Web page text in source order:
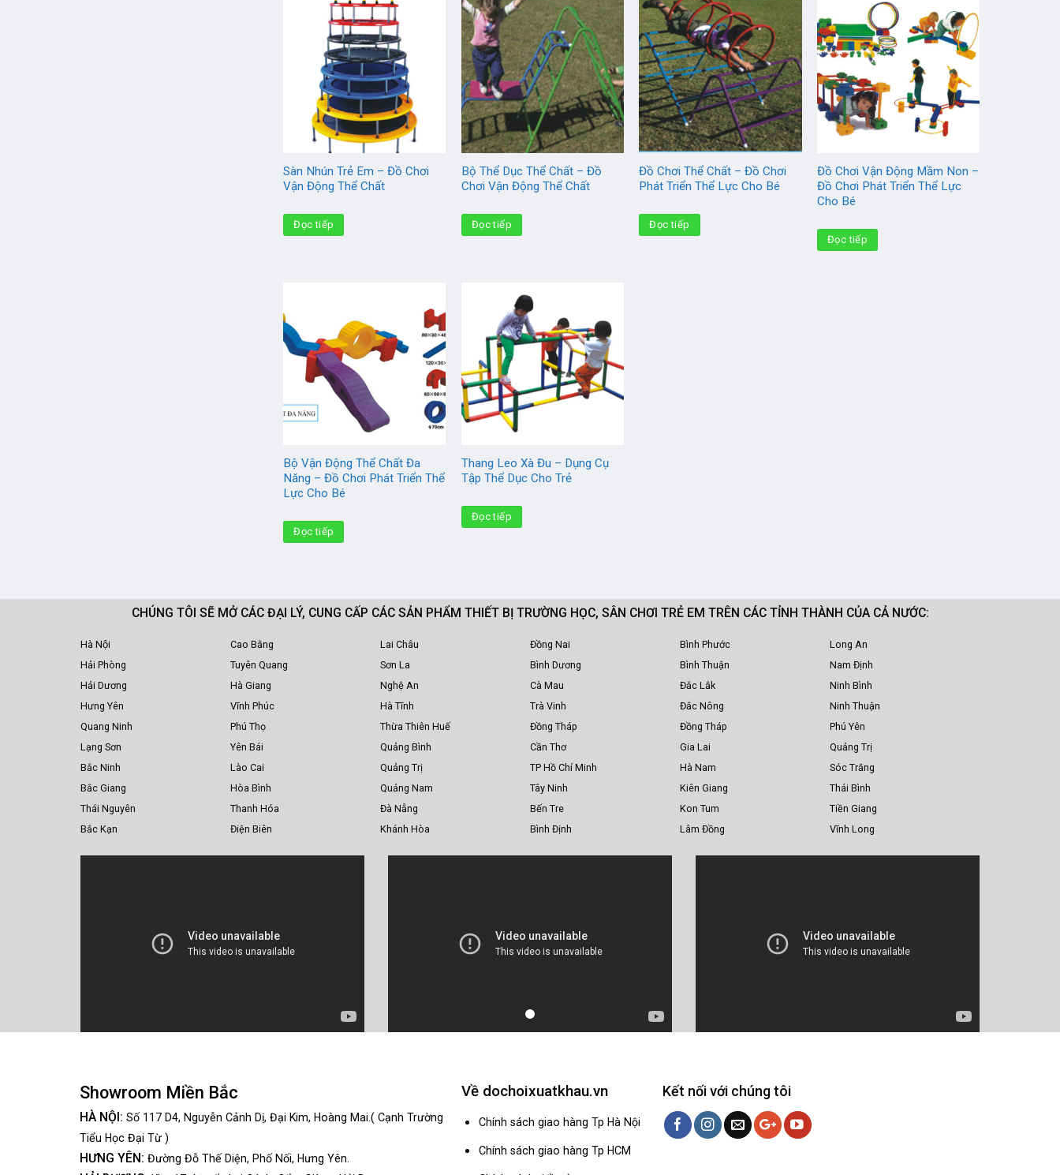
Sàn Nhún Trẻ Em – Đồ Chơi
Vận Động Thể Chất
Đọc tiếp
Bộ Thể Dục Thể Chất – Đồ
Chơi Vận Động Thể Chất
Đọc tiếp
Đồ Chơi Thể Chất – Đồ Chơi
Phát Triển Thể Lực Cho Bé
Đọc tiếp
Đồ Chơi Vận Động Mầm Non –
Đồ Chơi Phát Triển Thể Lực
Cho Bé
Đọc tiếp
Bộ Vận Động Thể Chất Đa
Năng – Đồ Chơi Phát Triển Thể
Lực Cho Bé
Đọc tiếp
Thang Leo Xà Đu – Dụng Cụ
Tập Thể Dục Cho Trẻ
Đọc tiếp
CHÚNG TÔI SẼ MỞ CÁC ĐẠI LÝ, CUNG CẤP CÁC SẢN PHẨM THIẾT BỊ TRƯỜNG HỌC, SÂN CHƠI TRẺ EM TRÊN CÁC TỈNH THÀNH CỦA CẢ NƯỚC:
Hà Nội
Hải Phòng
Hải Dương
Hưng Yên
Quang Ninh
Lạng Sơn
Bắc Ninh
Bắc Giang
Thái Nguyên
Bắc Kạn
Cao Bằng
Tuyên Quang
Hà Giang
Vĩnh Phúc
Phú Thọ
Yên Bái
Lào Cai
Hòa Bình
Thanh Hóa
Điện Biên
Lai Châu
Sơn La
Nghệ An
Hà Tĩnh
Thừa Thiên Huế
Quảng Bình
Quảng Trị
Quảng Nam
Đà Nẵng
Khánh Hòa
Đồng Nai
Bình Dương
Cà Mau
Trà Vinh
Đồng Tháp
Cần Thơ
TP Hồ Chí Minh
Tây Ninh
Bến Tre
Bình Định
Bình Phước
Bình Thuận
Đắc Lắk
Đắc Nông
Đồng Tháp
Gia Lai
Hà Nam
Kiên Giang
Kon Tum
Lâm Đồng
Long An
Nam Định
Ninh Bình
Ninh Thuận
Phú Yên
Quảng Trị
Sóc Trăng
Thái Bình
Tiền Giang
Vĩnh Long
Showroom Miền Bắc
HÀ NỘI: Số 117 D4, Nguyễn Cảnh Dị, Đại Kim, Hoàng Mai.( Cạnh Trường
Tiểu Học Đại Từ )
HƯNG YÊN: Đường Đỗ Thế Diện, Phố Nối, Hưng Yên.
Về dochoixuatkhau.vn
Chính sách giao hàng Tp Hà Nội
Chính sách giao hàng Tp HCM
Kết nối với chúng tôi